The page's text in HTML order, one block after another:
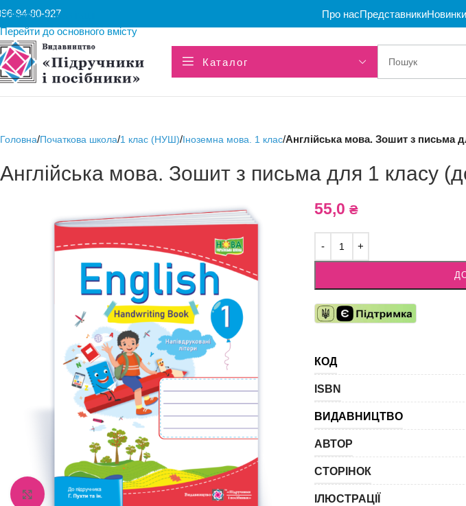
Перейти до навігації
Перейти до основного вмісту
94-80-927 Про насПредставникиНовинки
Каталог
Головна/Початкова школа/1 клас (НУШ)/Іноземна мова. 1 клас/Англійська мова. Зошит з письма
Англійська мова. Зошит з письма для 1 класу
Збільшити зображення
55,0 ₴
КОД
ISBN
ВИДАВНИЦТВО
АВТОР
СТОРІНОК
ІЛЮСТРАЦІЇ